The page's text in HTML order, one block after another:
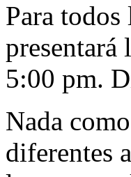
Para
presentará
5:00 pm.
Nada
diferentes